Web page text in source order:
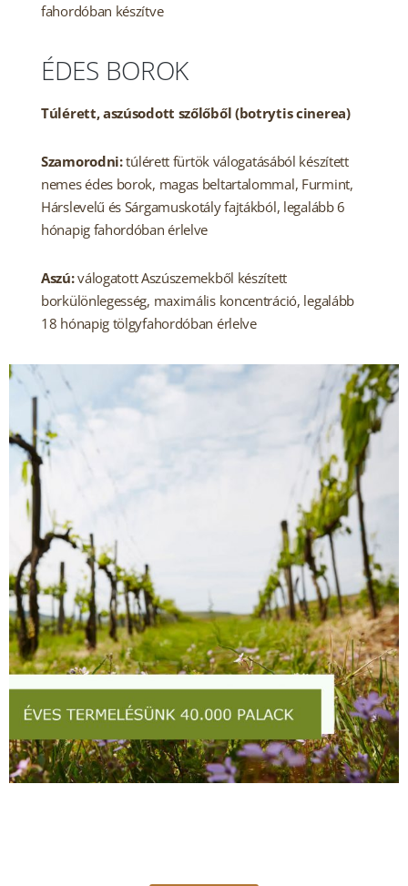
fahordóban készítve
ÉDES BOROK
Túlérett, aszúsodott szőlőből (botrytis cinerea)
Szamorodni:túlérett fürtök válogatásából készített
nemes édes borok, magas beltartalommal, Furmint,
Hárslevelű és Sárgamuskotály fajtákból, legalább 6
hónapig fahordóban érlelve
Aszú:válogatott Aszúszemekből készített
borkülönlegesség, maximális koncentráció, legalább
18 hónapig tölgyfahordóban érlelve